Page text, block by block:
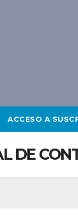
ACCESO A
DE